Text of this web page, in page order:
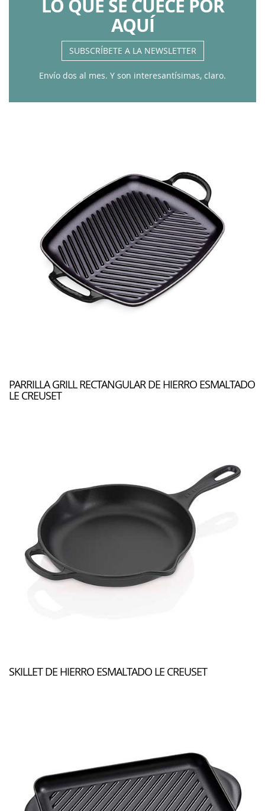
LO QUE SE CUECE POR
AQUÍ
SUBSCRÍBETE A LA NEWSLETTER
Envío dos al mes. Y son interesantísimas, claro.
PARRILLA GRILL RECTANGULAR DE HIERRO ESMALTADO
LE CREUSET
SKILLET DE HIERRO ESMALTADO LE CREUSET